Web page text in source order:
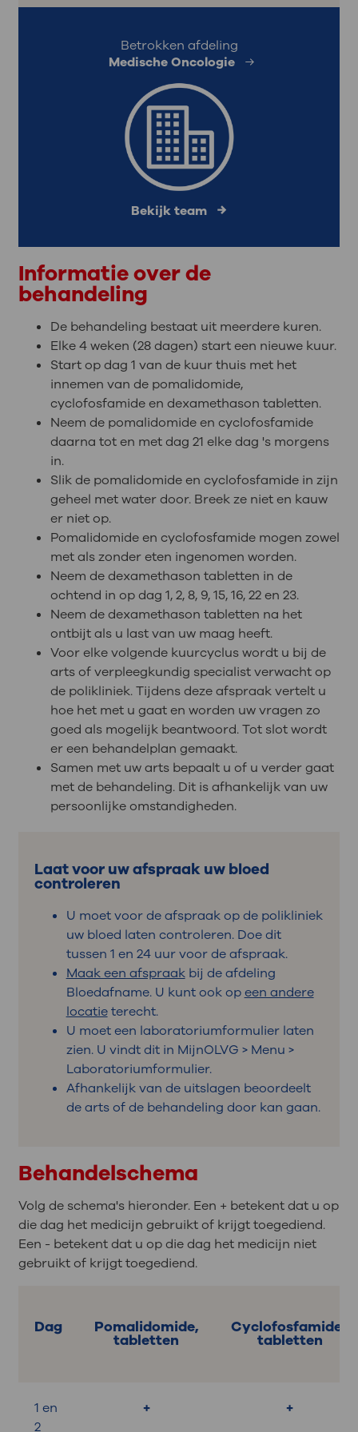
Betrokken afdeling
Medische Oncologie
Bekijk team
Informatie over de
behandeling
De behandeling bestaat uit meerdere kuren.
Elke 4 weken (28 dagen) start een nieuwe kuur.
Start op dag 1 van de kuur thuis met het
innemen van de pomalidomide,
cyclofosfamide en dexamethason tabletten.
Neem de pomalidomide en cyclofosfamide
daarna tot en met dag 21 elke dag 's morgens
in.
Slik de pomalidomide en cyclofosfamide in zijn
geheel met water door. Breek ze niet en kauw
er niet op.
Pomalidomide en cyclofosfamide mogen zowel
met als zonder eten ingenomen worden.
Neem de dexamethason tabletten in de
ochtend in op dag 1, 2, 8, 9, 15, 16, 22 en 23.
Neem de dexamethason tabletten na het
ontbijt als u last van uw maag heeft.
Voor elke volgende kuurcyclus wordt u bij de
arts of verpleegkundig specialist verwacht op
de polikliniek. Tijdens deze afspraak vertelt u
hoe het met u gaat en worden uw vragen zo
goed als mogelijk beantwoord. Tot slot wordt
er een behandelplan gemaakt.
Samen met uw arts bepaalt u of u verder gaat
met de behandeling. Dit is afhankelijk van uw
persoonlijke omstandigheden.
Laat voor uw afspraak uw bloed
controleren
U moet voor de afspraak op de polikliniek
uw bloed laten controleren. Doe dit
tussen 1 en 24 uur voor de afspraak.
Maak een afspraakbij de afdeling
Bloedafname. U kunt ook opeen andere
locatieterecht.
U moet een laboratoriumformulier laten
zien. U vindt dit in MijnOLVG > Menu >
Laboratoriumformulier.
Afhankelijk van de uitslagen beoordeelt
de arts of de behandeling door kan gaan.
Behandelschema
Volg de schema's hieronder. Een + betekent dat u op
die dag het medicijn gebruikt of krijgt toegediend.
Een - betekent dat u op die dag het medicijn niet
gebruikt of krijgt toegediend.
Dag Pomalidomide,
tabletten
Cyclofosfamide,
tabletten
1 en
2
+ +